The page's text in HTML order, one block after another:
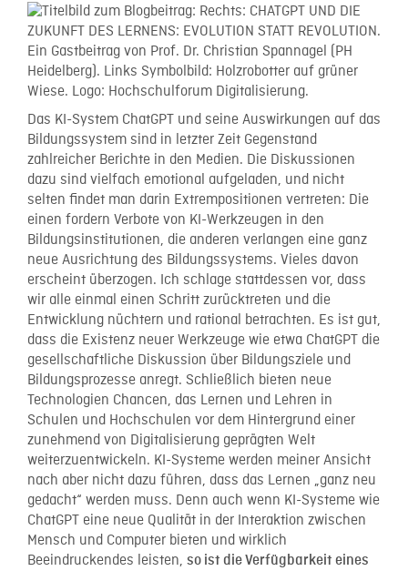
Das KI-System ChatGPT und seine Auswirkungen auf das
Bildungssystem sind in letzter Zeit Gegenstand
zahlreicher Berichte in den Medien. Die Diskussionen
dazu sind vielfach emotional aufgeladen, und nicht
selten findet man darin Extrempositionen vertreten: Die
einen fordern Verbote von KI-Werkzeugen in den
Bildungsinstitutionen, die anderen verlangen eine ganz
neue Ausrichtung des Bildungssystems. Vieles davon
erscheint überzogen. Ich schlage stattdessen vor, dass
wir alle einmal einen Schritt zurücktreten und die
Entwicklung nüchtern und rational betrachten. Es ist gut,
dass die Existenz neuer Werkzeuge wie etwa ChatGPT die
gesellschaftliche Diskussion über Bildungsziele und
Bildungsprozesse anregt. Schließlich bieten neue
Technologien Chancen, das Lernen und Lehren in
Schulen und Hochschulen vor dem Hintergrund einer
zunehmend von Digitalisierung geprägten Welt
weiterzuentwickeln. KI-Systeme werden meiner Ansicht
nach aber nicht dazu führen, dass das Lernen „ganz neu
gedacht“ werden muss. Denn auch wenn KI-Systeme wie
ChatGPT eine neue Qualität in der Interaktion zwischen
Mensch und Computer bieten und wirklich
Beeindruckendes leisten, so ist die Verfügbarkeit eines